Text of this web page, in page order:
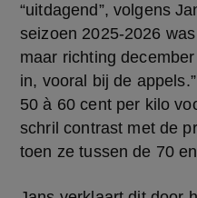
“uitdagend”, volgens
seizoen 2025-2026
maar richting
in, vooral bij de
50 à 60 cent per kilo
schril contrast met de
toen ze tussen de 70